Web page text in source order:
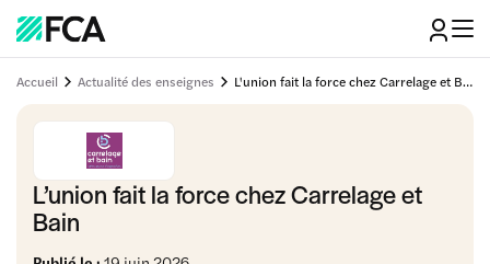
Accueil Actualité des enseignes L'union fait la force chez Carrelage et Bain
L’union fait la force chez Carrelage et
Bain